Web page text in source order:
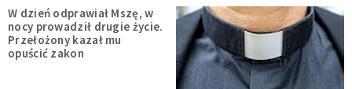
W dzień odprawiał Mszę, w
nocy prowadził drugie życie.
Przełożony kazał mu
opuścić zakon